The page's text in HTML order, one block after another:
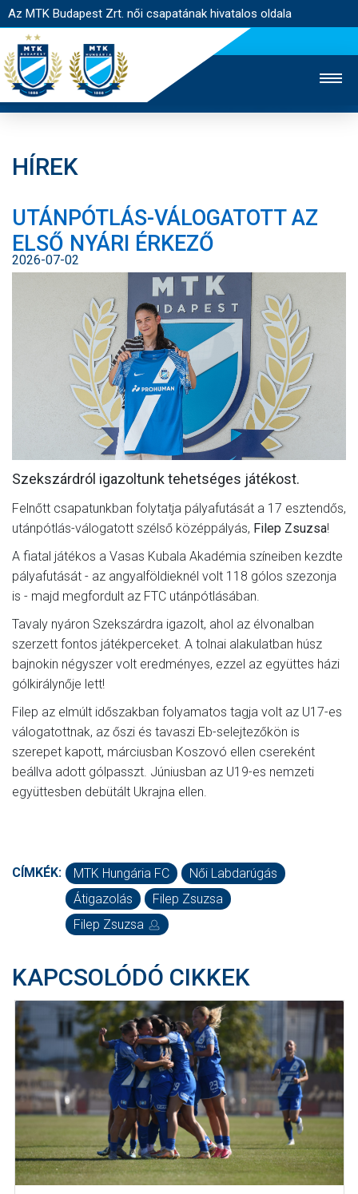
Az MTK Budapest Zrt. női csapatának hivatalos oldala
JEGYÉRTÉKESÍTÉS
WEBSHOP
STADION
EGYESÜLET
KAPCSOLAT
NYITÓLAP
HÍREK
CSAPAT
MÉRKŐZÉSEK
JELENTKEZÉS
KLUB
GALÉRIA
SZURKOLÓI ÉLMÉNYEK
HÍREK
UTÁNPÓTLÁS-VÁLOGATOTT AZ
ELSŐ NYÁRI ÉRKEZŐ
2026-07-02
Szekszárdról igazoltunk tehetséges játékost.
Felnőtt csapatunkban folytatja pályafutását a 17 esztendős,
utánpótlás-válogatott szélső középpályás, Filep Zsuzsa!
A fiatal játékos a Vasas Kubala Akadémia színeiben kezdte
pályafutását - az angyalföldieknél volt 118 gólos szezonja
is - majd megfordult az FTC utánpótlásában.
Tavaly nyáron Szekszárdra igazolt, ahol az élvonalban
szerzett fontos játékperceket. A tolnai alakulatban húsz
bajnokin négyszer volt eredményes, ezzel az együttes házi
gólkirálynője lett!
Filep az elmúlt időszakban folyamatos tagja volt az U17-es
válogatottnak, az őszi és tavaszi Eb-selejtezőkön is
szerepet kapott, márciusban Koszovó ellen csereként
beállva adott gólpasszt. Júniusban az U19-es nemzeti
együttesben debütált Ukrajna ellen.
CÍMKÉK: MTK Hungária FC
Női Labdarúgás
Átigazolás
Filep Zsuzsa
Filep Zsuzsa
KAPCSOLÓDÓ CIKKEK